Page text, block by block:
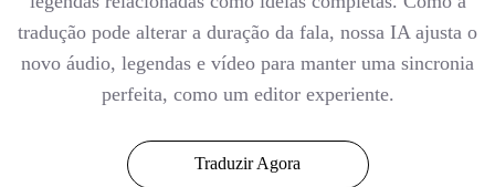
tradução pode alterar a duração da fala, nossa IA ajusta o
novo áudio, legendas e vídeo para manter uma sincronia
perfeita, como um editor experiente.
Traduzir Agora